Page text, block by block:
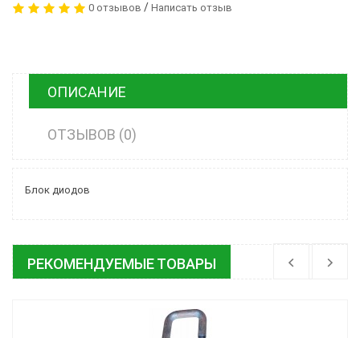
0 отзывов / Написать отзыв
ОПИСАНИЕ
ОТЗЫВОВ (0)
Блок диодов
РЕКОМЕНДУЕМЫЕ ТОВАРЫ